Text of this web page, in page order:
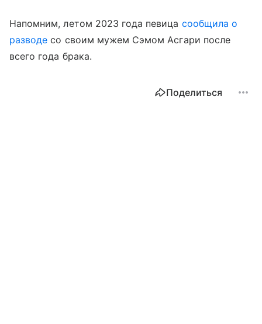
Напомним, летом 2023 года певица сообщила о
разводе со своим мужем Сэмом Асгари после
всего года брака.
Поделиться